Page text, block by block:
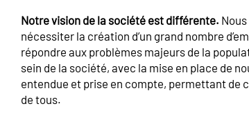
Notre vision de la société est différente.
nécessiter la création d’un grand nombre
répondre aux problèmes majeurs de la
sein de la société, avec la mise en place de
entendue et prise en compte, permettant de
de tous.